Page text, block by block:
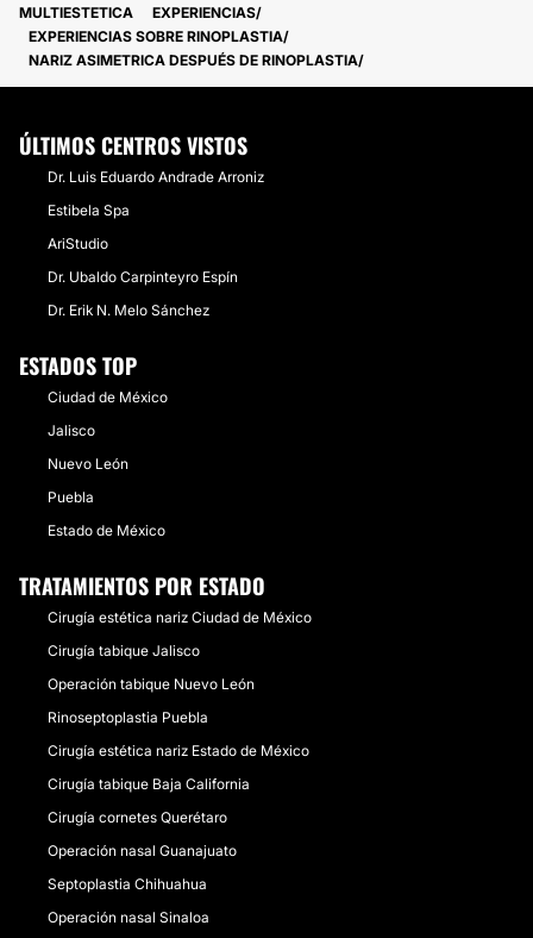
MULTIESTETICA
EXPERIENCIAS
EXPERIENCIAS SOBRE RINOPLASTIA
NARIZ ASIMETRICA DESPUÉS DE RINOPLASTIA
ÚLTIMOS CENTROS VISTOS
Dr. Luis Eduardo Andrade Arroniz
Estibela Spa
AriStudio
Dr. Ubaldo Carpinteyro Espín
Dr. Erik N. Melo Sánchez
ESTADOS TOP
Ciudad de México
Jalisco
Nuevo León
Puebla
Estado de México
TRATAMIENTOS POR ESTADO
Cirugía estética nariz Ciudad de México
Cirugía tabique Jalisco
Operación tabique Nuevo León
Rinoseptoplastia Puebla
Cirugía estética nariz Estado de México
Cirugía tabique Baja California
Cirugía cornetes Querétaro
Operación nasal Guanajuato
Septoplastia Chihuahua
Operación nasal Sinaloa